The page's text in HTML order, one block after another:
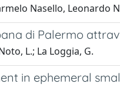
Nasello, Leonardo
di Palermo
L.; La Loggia, G.
in ephemeral